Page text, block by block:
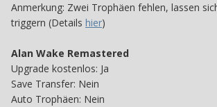
Anmerkung: Zwei Trophäen fehlen, lassen
triggern (Details hier)
Alan Wake Remastered
Upgrade kostenlos: Ja
Save Transfer: Nein
Auto Trophäen: Nein